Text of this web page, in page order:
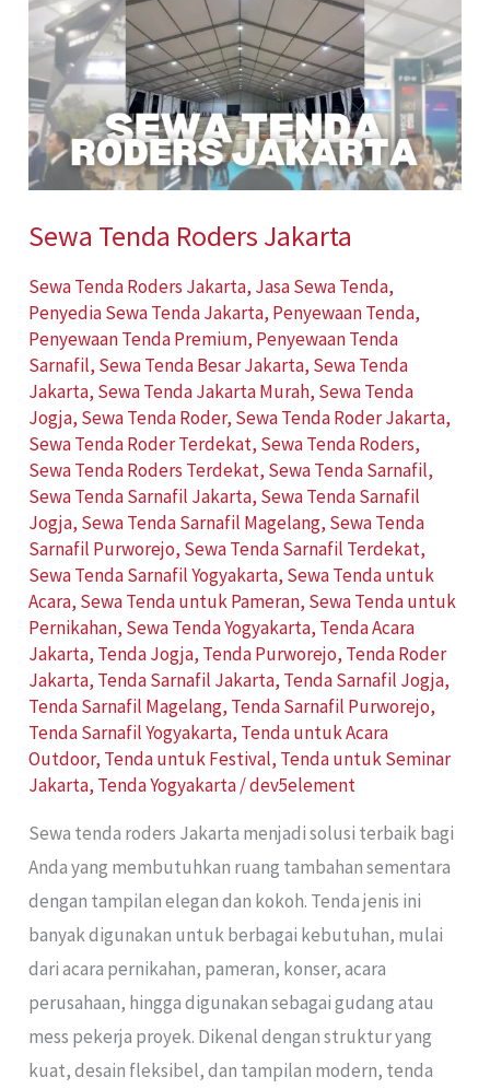
Sewa Tenda Roders Jakarta
Sewa Tenda Roders Jakarta, Jasa Sewa Tenda,
Penyedia Sewa Tenda Jakarta, Penyewaan Tenda,
Penyewaan Tenda Premium, Penyewaan Tenda
Sarnafil, Sewa Tenda Besar Jakarta, Sewa Tenda
Jakarta, Sewa Tenda Jakarta Murah, Sewa Tenda
Jogja, Sewa Tenda Roder, Sewa Tenda Roder Jakarta,
Sewa Tenda Roder Terdekat, Sewa Tenda Roders,
Sewa Tenda Roders Terdekat, Sewa Tenda Sarnafil,
Sewa Tenda Sarnafil Jakarta, Sewa Tenda Sarnafil
Jogja, Sewa Tenda Sarnafil Magelang, Sewa Tenda
Sarnafil Purworejo, Sewa Tenda Sarnafil Terdekat,
Sewa Tenda Sarnafil Yogyakarta, Sewa Tenda untuk
Acara, Sewa Tenda untuk Pameran, Sewa Tenda untuk
Pernikahan, Sewa Tenda Yogyakarta, Tenda Acara
Jakarta, Tenda Jogja, Tenda Purworejo, Tenda Roder
Jakarta, Tenda Sarnafil Jakarta, Tenda Sarnafil Jogja,
Tenda Sarnafil Magelang, Tenda Sarnafil Purworejo,
Tenda Sarnafil Yogyakarta, Tenda untuk Acara
Outdoor, Tenda untuk Festival, Tenda untuk Seminar
Jakarta, Tenda Yogyakarta/dev5element
Sewa tenda roders Jakarta menjadi solusi terbaik bagi
Anda yang membutuhkan ruang tambahan sementara
dengan tampilan elegan dan kokoh. Tenda jenis ini
banyak digunakan untuk berbagai kebutuhan, mulai
dari acara pernikahan, pameran, konser, acara
perusahaan, hingga digunakan sebagai gudang atau
mess pekerja proyek. Dikenal dengan struktur yang
kuat, desain fleksibel, dan tampilan modern, tenda
Roders
Jakarta